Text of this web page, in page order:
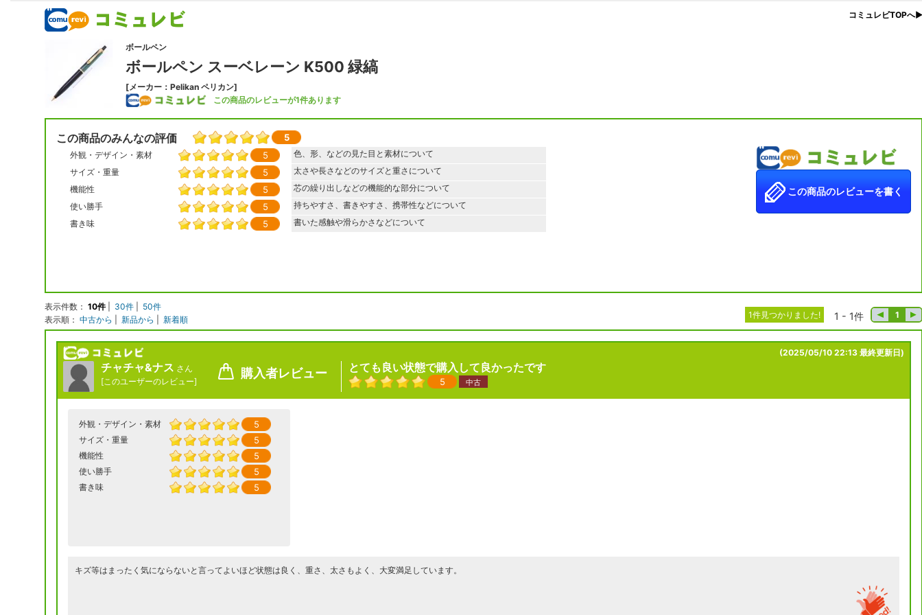
コミュレビTOPへ▶
ボールペン
ボールペン スーベレーン K500 緑縞
[メーカー：Pelikan ペリカン]
この商品のレビューが1件あります
この商品のみんなの評価 5
外観・デザイン・素材 5
色、形、などの見た目と素材について
サイズ・重量
5
太さや長さなどのサイズと重さについて
機能性
5
芯の繰り出しなどの機能的な部分について
使い勝手
5
持ちやすさ、書きやすさ、携帯性などについて
書き味
5 書いた感触や滑らかさなどについて
この商品のレビューを書く
表示件数： 10件| 30件
50件
表示順： 中古から 新品から 新着順 1
1 - 1件
1件見つかりました!
(2025/05/10 22:13 最終更新日)
チャチャ&ナス さん
[このユーザーのレビュー]
購入者レビュー とても良い状態で購入して良かったです
5 中古
外観・デザイン・素材 5
サイズ・重量 5
機能性 5
使い勝手 5
書き味 5
キズ等はまったく気にならないと言ってよいほど状態は良く、重さ、太さもよく、大変満足しています。